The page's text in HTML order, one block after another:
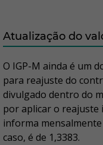
Atualização do
O IGP-M ainda é um
para reajuste do
divulgado dentro do
por aplicar o reajuste
informa
caso, é de 1,3383.